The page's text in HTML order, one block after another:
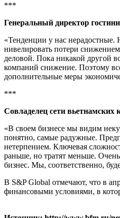
***
Генеральный директор
«Тенденции у нас
нивелировать потери
деловой. Пока никакой другой
компаний снижение. Поэтому
дополнительные меры
***
Совладелец сети
«В своем бизнесе мы видим
понятно, самые радужные.
нетерпением. Ключевая
раньше, но тратят меньше.
бизнес. Мы, соответственно,
В S&P Global отмечают, что в
финансовыми условиями, в